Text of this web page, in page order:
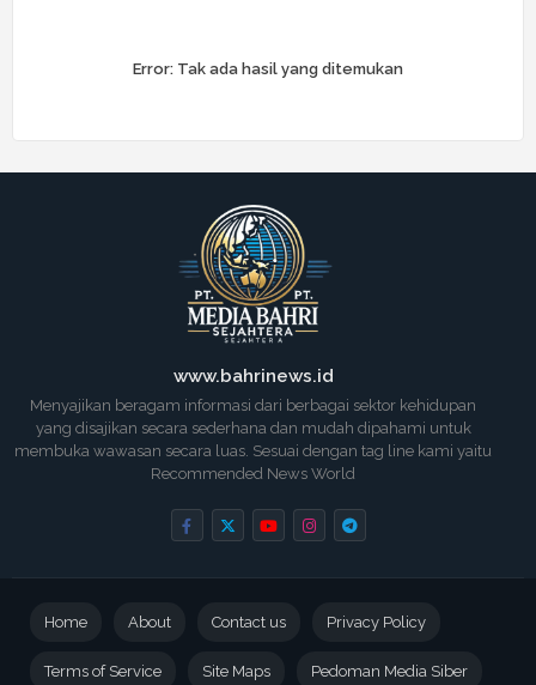
Error: Tak ada hasil yang ditemukan
www.bahrinews.id
Menyajikan beragam informasi dari berbagai sektor kehidupan
yang disajikan secara sederhana dan mudah dipahami untuk
membuka wawasan secara luas. Sesuai dengan tag line kami yaitu
Recommended News World
Home About Contact us Privacy Policy
Terms of Service Site Maps Pedoman Media Siber